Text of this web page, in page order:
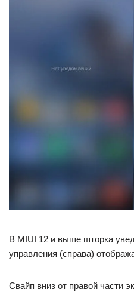
В MIUI 12 и выше шторка
управления (справа)
Свайп вниз от правой части